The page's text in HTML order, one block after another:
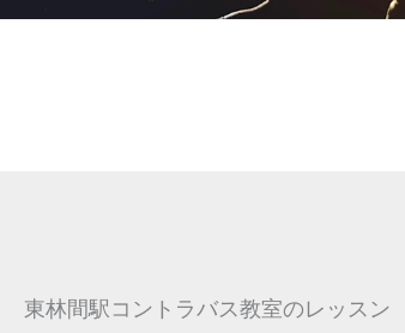
東林間駅コントラバス教室のレッスン